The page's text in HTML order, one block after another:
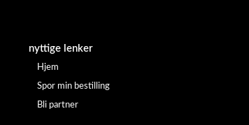
nyttige lenker
Hjem
Spor min bestilling
Bli partner